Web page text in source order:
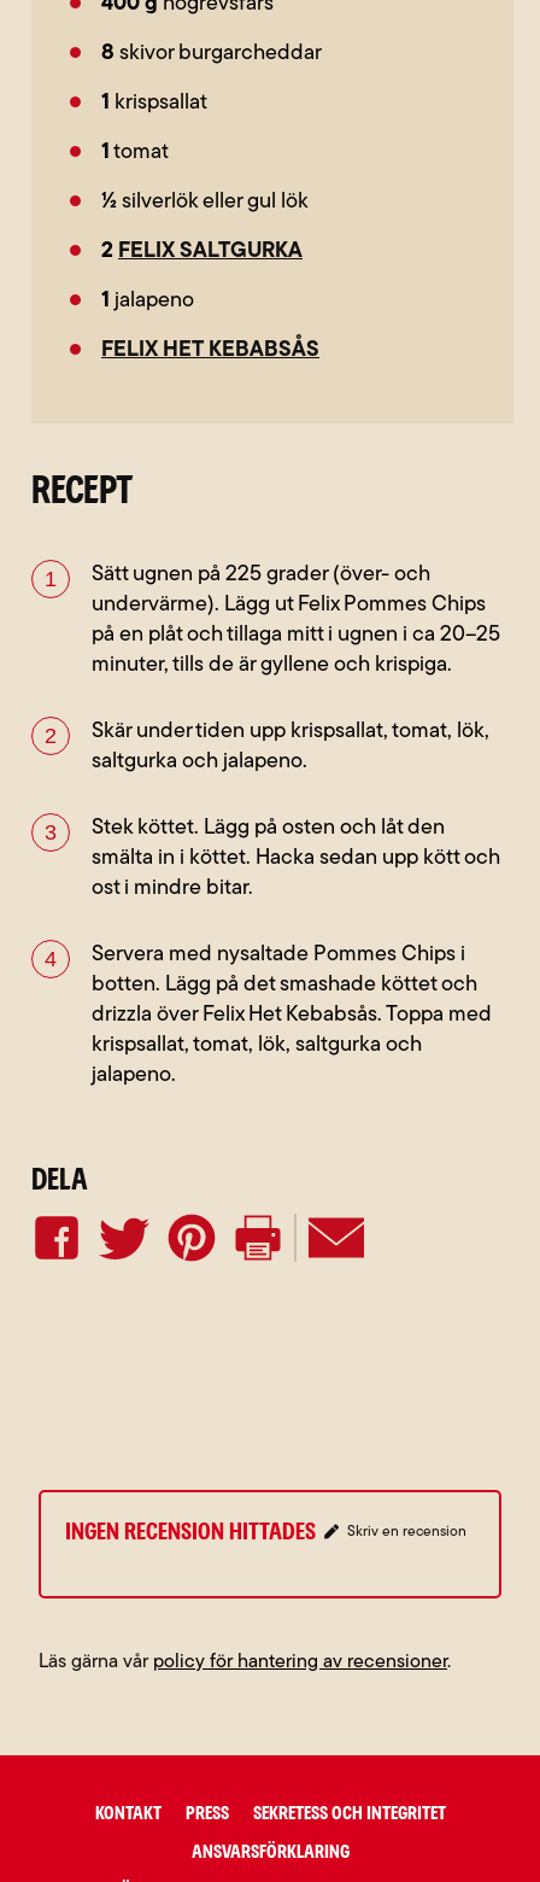
400 g högrevsfärs
8 skivor burgarcheddar
1 krispsallat
1 tomat
½ silverlök eller gul lök
2 FELIX SALTGURKA
1 jalapeno
FELIX HET KEBABSÅS
RECEPT
Sätt ugnen på 225 grader (över- och
undervärme). Lägg ut Felix Pommes Chips
på en plåt och tillaga mitt i ugnen i ca 20–25
minuter, tills de är gyllene och krispiga.
Skär under tiden upp krispsallat, tomat, lök,
saltgurka och jalapeno.
Stek köttet. Lägg på osten och låt den
smälta in i köttet. Hacka sedan upp kött och
ost i mindre bitar.
Servera med nysaltade Pommes Chips i
botten. Lägg på det smashade köttet och
drizzla över Felix Het Kebabsås. Toppa med
krispsallat, tomat, lök, saltgurka och
jalapeno.
Dela
Ingen recension hittades Skriv en recension
Läs gärna vår policy för hantering av recensioner.
KONTAKT PRESS
SEKRETESS OCH INTEGRITET
ANSVARSFÖRKLARING